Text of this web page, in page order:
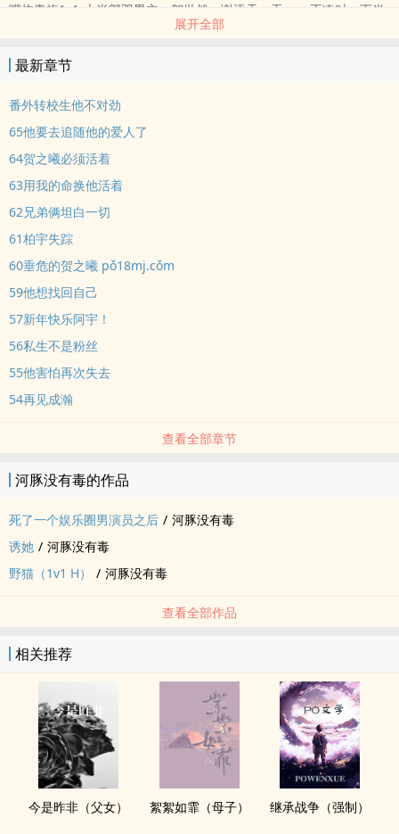
嘴炮青梅1v1-上半部双男主：贺世然、谢添天。无cp，不凑对。下半
部双男主：贺世然、柏宇。有cp，是一对。
展开全部
最新章节
番外转校生他不对劲
65他要去追随他的爱人了
64贺之曦必须活着
63用我的命换他活着
62兄弟俩坦白一切
61柏宇失踪
60垂危的贺之曦 pǒ18mj.cǒm
59他想找回自己
57新年快乐阿宇！
56私生不是粉丝
55他害怕再次失去
54再见成瀚
查看全部章节
河豚没有毒的作品
死了一个娱乐圈男演员之后 / 河豚没有毒
诱她 / 河豚没有毒
野猫（1v1 H）
/ 河豚没有毒
查看全部作品
相关推荐
今是昨非（父女） 絮絮如霏（母子） 继承战争（强制）